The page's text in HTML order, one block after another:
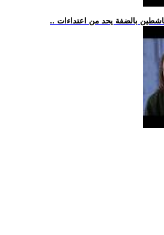
بالضفة يحد من اعتداءات